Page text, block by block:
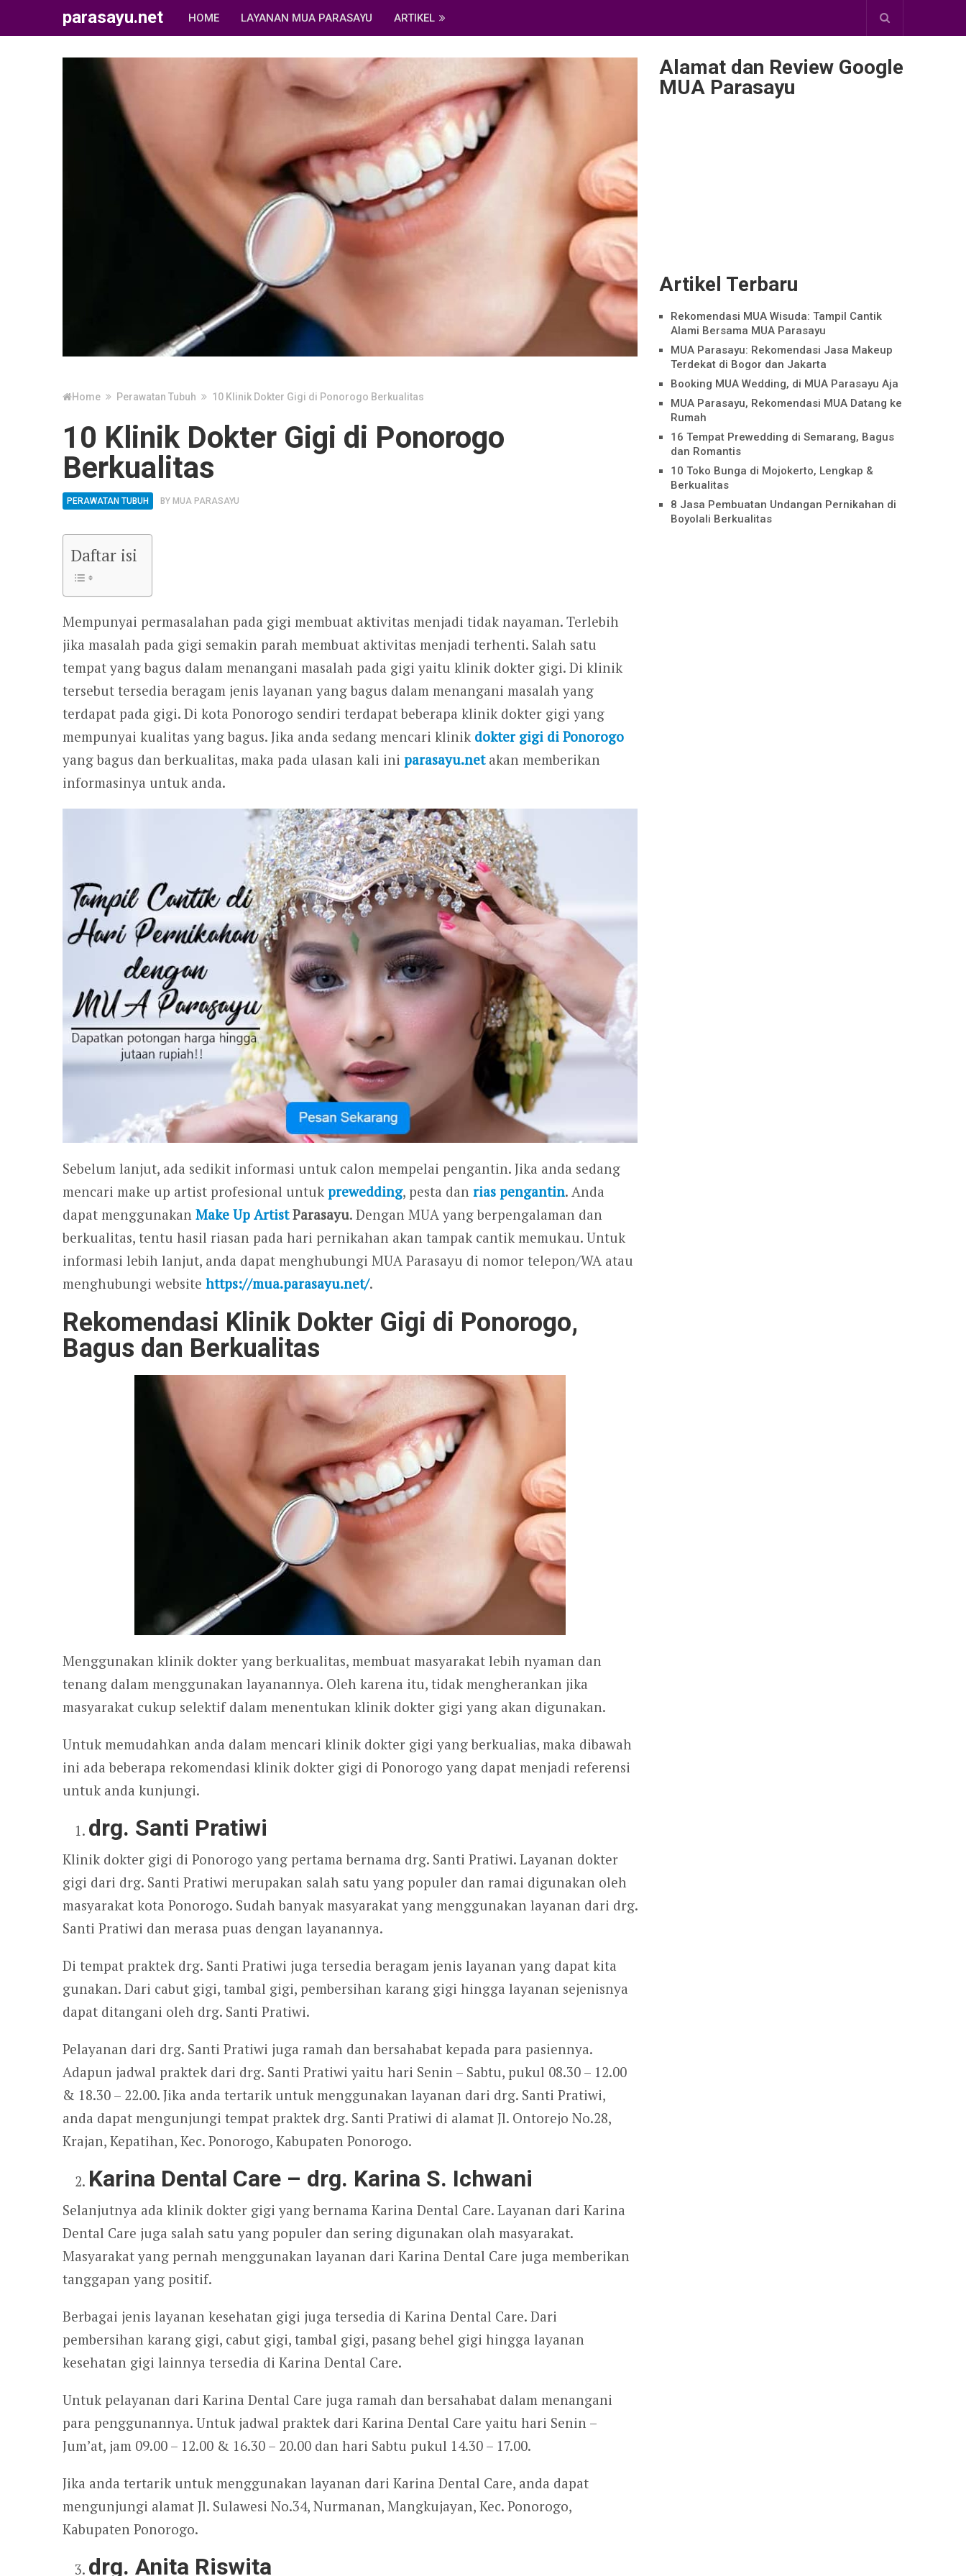
parasayu.net HOME LAYANAN MUA PARASAYU ARTIKEL
Home Perawatan Tubuh 10 Klinik Dokter Gigi di Ponorogo Berkualitas
10 Klinik Dokter Gigi di Ponorogo
Berkualitas
PERAWATAN TUBUH BY MUA PARASAYU
Daftar isi
Mempunyai permasalahan pada gigi membuat aktivitas menjadi tidak nayaman. Terlebih
jika masalah pada gigi semakin parah membuat aktivitas menjadi terhenti. Salah satu
tempat yang bagus dalam menangani masalah pada gigi yaitu klinik dokter gigi. Di klinik
tersebut tersedia beragam jenis layanan yang bagus dalam menangani masalah yang
terdapat pada gigi. Di kota Ponorogo sendiri terdapat beberapa klinik dokter gigi yang
mempunyai kualitas yang bagus. Jika anda sedang mencari klinik dokter gigi di Ponorogo
yang bagus dan berkualitas, maka pada ulasan kali ini parasayu.netakan memberikan
informasinya untuk anda.
Sebelum lanjut, ada sedikit informasi untuk calon mempelai pengantin. Jika anda sedang
mencari make up artist profesional untuk prewedding, pesta dan rias pengantin. Anda
dapat menggunakan Make Up ArtistParasayu. Dengan MUA yang berpengalaman dan
berkualitas, tentu hasil riasan pada hari pernikahan akan tampak cantik memukau. Untuk
informasi lebih lanjut, anda dapat menghubungi MUA Parasayu di nomor telepon/WA atau
menghubungi website https://mua.parasayu.net/.
Rekomendasi Klinik Dokter Gigi di Ponorogo,
Bagus dan Berkualitas
Menggunakan klinik dokter yang berkualitas, membuat masyarakat lebih nyaman dan
tenang dalam menggunakan layanannya. Oleh karena itu, tidak mengherankan jika
masyarakat cukup selektif dalam menentukan klinik dokter gigi yang akan digunakan.
Untuk memudahkan anda dalam mencari klinik dokter gigi yang berkualias, maka dibawah
ini ada beberapa rekomendasi klinik dokter gigi di Ponorogo yang dapat menjadi referensi
untuk anda kunjungi.
drg. Santi Pratiwi
Klinik dokter gigi di Ponorogo yang pertama bernama drg. Santi Pratiwi. Layanan dokter
gigi dari drg. Santi Pratiwi merupakan salah satu yang populer dan ramai digunakan oleh
masyarakat kota Ponorogo. Sudah banyak masyarakat yang menggunakan layanan dari drg.
Santi Pratiwi dan merasa puas dengan layanannya.
Di tempat praktek drg. Santi Pratiwi juga tersedia beragam jenis layanan yang dapat kita
gunakan. Dari cabut gigi, tambal gigi, pembersihan karang gigi hingga layanan sejenisnya
dapat ditangani oleh drg. Santi Pratiwi.
Pelayanan dari drg. Santi Pratiwi juga ramah dan bersahabat kepada para pasiennya.
Adapun jadwal praktek dari drg. Santi Pratiwi yaitu hari Senin – Sabtu, pukul 08.30 – 12.00
& 18.30 – 22.00. Jika anda tertarik untuk menggunakan layanan dari drg. Santi Pratiwi,
anda dapat mengunjungi tempat praktek drg. Santi Pratiwi di alamat Jl. Ontorejo No.28,
Krajan, Kepatihan, Kec. Ponorogo, Kabupaten Ponorogo.
Karina Dental Care – drg. Karina S. Ichwani
Selanjutnya ada klinik dokter gigi yang bernama Karina Dental Care. Layanan dari Karina
Dental Care juga salah satu yang populer dan sering digunakan olah masyarakat.
Masyarakat yang pernah menggunakan layanan dari Karina Dental Care juga memberikan
tanggapan yang positif.
Berbagai jenis layanan kesehatan gigi juga tersedia di Karina Dental Care. Dari
pembersihan karang gigi, cabut gigi, tambal gigi, pasang behel gigi hingga layanan
kesehatan gigi lainnya tersedia di Karina Dental Care.
Untuk pelayanan dari Karina Dental Care juga ramah dan bersahabat dalam menangani
para penggunannya. Untuk jadwal praktek dari Karina Dental Care yaitu hari Senin –
Jum’at, jam 09.00 – 12.00 & 16.30 – 20.00 dan hari Sabtu pukul 14.30 – 17.00.
Jika anda tertarik untuk menggunakan layanan dari Karina Dental Care, anda dapat
mengunjungi alamat Jl. Sulawesi No.34, Nurmanan, Mangkujayan, Kec. Ponorogo,
Kabupaten Ponorogo.
drg. Anita Riswita
Alamat dan Review Google
MUA Parasayu
Artikel Terbaru
Rekomendasi MUA Wisuda: Tampil Cantik
Alami Bersama MUA Parasayu
MUA Parasayu: Rekomendasi Jasa Makeup
Terdekat di Bogor dan Jakarta
Booking MUA Wedding, di MUA Parasayu Aja
MUA Parasayu, Rekomendasi MUA Datang ke
Rumah
16 Tempat Prewedding di Semarang, Bagus
dan Romantis
10 Toko Bunga di Mojokerto, Lengkap &
Berkualitas
8 Jasa Pembuatan Undangan Pernikahan di
Boyolali Berkualitas